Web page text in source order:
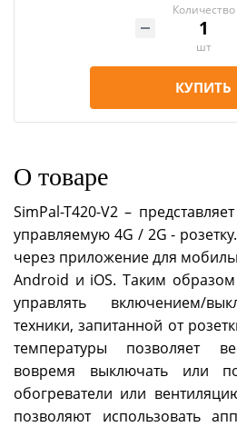
Количество
шт
КУПИТЬ
О товаре
SimPal-T420-V2 –
управляемую 4G / 2G -
через приложение для
Android и iOS. Таким
управлять включением/
техники, запитанной от
температуры позволяет
вовремя выключать или
обогреватели или
позволяют использовать